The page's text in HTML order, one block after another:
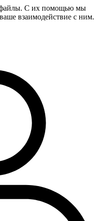
файлы. С их помощью мы
взаимодействие с ним.